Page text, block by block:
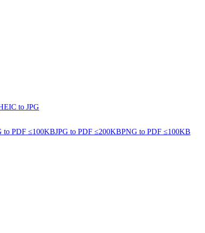
to JPG
to PDF ≤100KBJPG to PDF ≤200KBPNG to PDF ≤100KB